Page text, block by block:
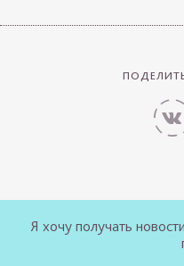
Я хочу получать